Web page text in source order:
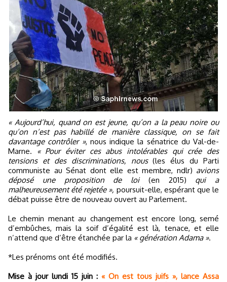
« Aujourd’hui, quand on est jeune, qu’on a la peau noire ou
qu’on n’est pas habillé de manière classique, on se fait
davantage contrôler », nous indique la sénatrice du Val-de-
Marne.
« Pour éviter ces abus intolérables qui crée des
tensions et des discriminations, nous(les élus du Parti
communiste au Sénat dont elle est membre, ndlr) avions
déposé une proposition de loi(en 2015) qui a
malheureusement été rejetée », poursuit-elle, espérant que le
débat puisse être de nouveau ouvert au Parlement.
Le chemin menant au changement est encore long, semé
d’embûches, mais la soif d’égalité est là, tenace, et elle
n’attend que d’être étanchée par la « génération Adama ».
*Les prénoms ont été modifiés.
Mise à jour lundi 15 juin : « On est tous juifs », lance Assa